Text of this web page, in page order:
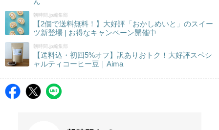
朝時間.jp編集部
【2個で送料無料！】大好評「おかしめいと」のスイー
ツ新登場 | お得なキャンペーン開催中
朝時間.jp編集部
【送料込・初回5%オフ】訳ありおトク！大好評スペシ
ャルティコーヒー豆｜Aima